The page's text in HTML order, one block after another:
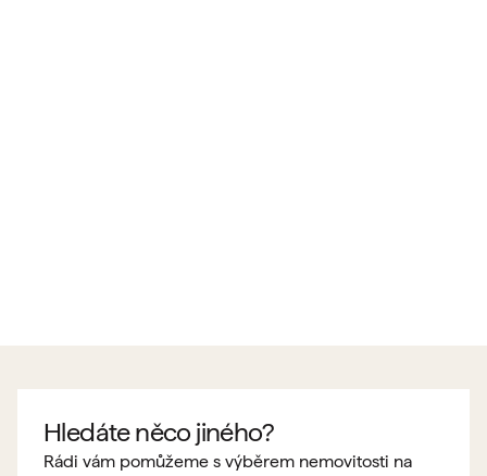
Hledáte něco jiného?
Rádi vám pomůžeme s výběrem nemovitosti na